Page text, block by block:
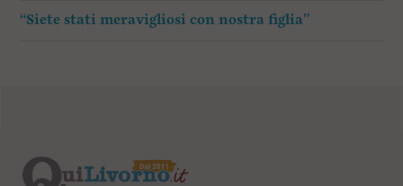
“Siete stati meravigliosi con nostra figlia”